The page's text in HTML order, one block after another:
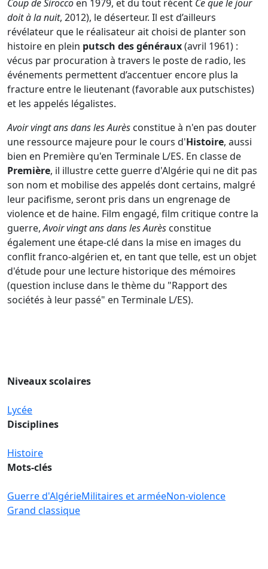
Coup de Sirocco en 1979, et du tout récent Ce que le jour
doit à la nuit, 2012), le déserteur. Il est d’ailleurs
révélateur que le réalisateur ait choisi de planter son
histoire en plein putsch des généraux(avril 1961) :
vécus par procuration à travers le poste de radio, les
événements permettent d’accentuer encore plus la
fracture entre le lieutenant (favorable aux putschistes)
et les appelés légalistes.
Avoir vingt ans dans les Aurès constitue à n'en pas douter
une ressource majeure pour le cours d'Histoire, aussi
bien en Première qu'en Terminale L/ES. En classe de
Première, il illustre cette guerre d'Algérie qui ne dit pas
son nom et mobilise des appelés dont certains, malgré
leur pacifisme, seront pris dans un engrenage de
violence et de haine. Film engagé, film critique contre la
guerre,Avoir vingt ans dans les Aurès constitue
également une étape-clé dans la mise en images du
conflit franco-algérien et, en tant que telle, est un objet
d'étude pour une lecture historique des mémoires
(question incluse dans le thème du "Rapport des
sociétés à leur passé" en Terminale L/ES).
Niveaux scolaires
Lycée
Disciplines
Histoire
Mots-clés
Guerre d'AlgérieMilitaires et arméeNon-violence
Grand classique